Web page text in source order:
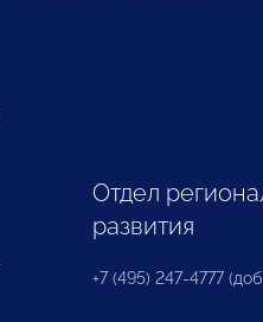
Отдел
развития
+7 (495) 247-4777